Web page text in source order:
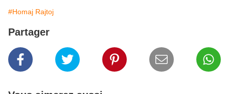
#Homaj Rajtoj
Partager